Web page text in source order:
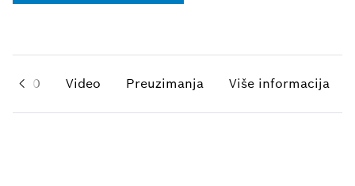
300 Video Preuzimanja Više informacija